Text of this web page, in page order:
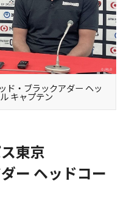
ド・ブラックアダー ヘッ
キャプテン
東京
ー ヘッドコー